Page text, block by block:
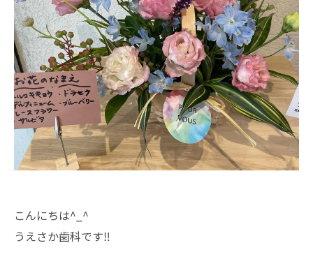
こんにちは^_^
うえさか歯科です‼️